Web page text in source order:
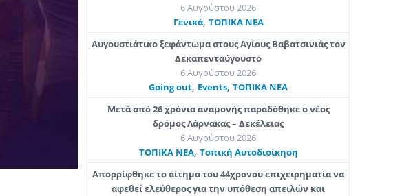
6 Αυγούστου 2026
Γενικά, ΤΟΠΙΚΑ ΝΕΑ
Αυγουστιάτικο ξεφάντωμα στους Αγίους Βαβατσινιάς τον
Δεκαπενταύγουστο
6 Αυγούστου 2026
Going out, Εvents,ΤΟΠΙΚΑ ΝΕΑ
Μετά από 26 χρόνια αναμονής παραδόθηκε ο νέος
δρόμος Λάρνακας – Δεκέλειας
6 Αυγούστου 2026
ΤΟΠΙΚΑ ΝΕΑ, Τοπική Αυτοδιοίκηση
Απορρίφθηκε το αίτημα του 44χρονου επιχειρηματία να
αφεθεί ελεύθερος για την υπόθεση απειλών και